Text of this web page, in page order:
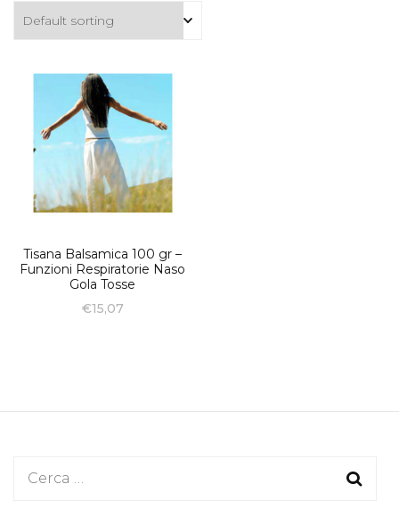
Tisana Balsamica 100 gr –
Funzioni Respiratorie Naso
Gola Tosse
€15,07
Ricerca